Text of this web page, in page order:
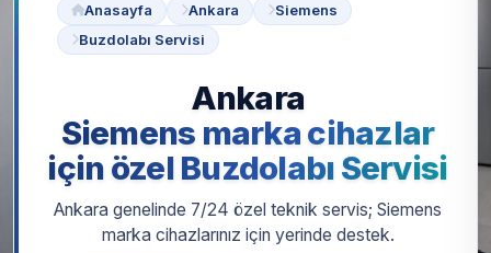
Anasayfa Ankara
Siemens
Buzdolabı Servisi
Ankara
Siemens marka cihazlar
için özel Buzdolabı Servisi
Ankara genelinde 7/24 özel teknik servis; Siemens
marka cihazlarınız için yerinde destek.